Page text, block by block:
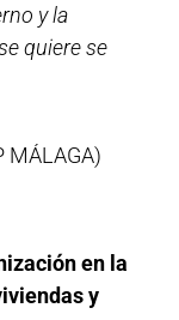
y la
quiere se
MÁLAGA)
en la
y